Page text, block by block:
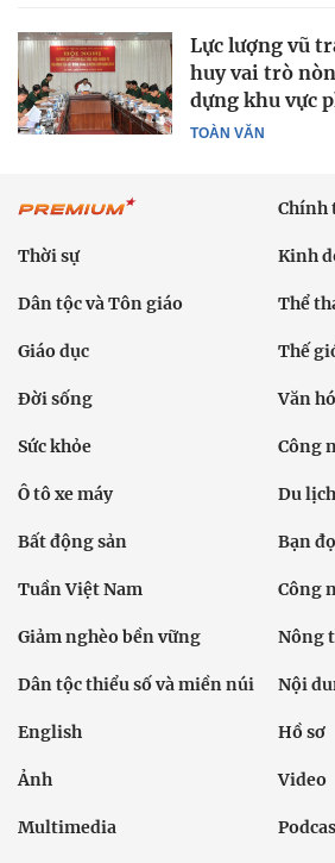
TOÀN VĂN
Lực lượng vũ
huy vai trò
dựng khu vực
Chính
Thời sự Kinh
Dân tộc và Tôn giáo Thể
Giáo dục Thế
Đời sống Văn
Sức khỏe Công
Ô tô xe máy Du lịch
Bất động sản Bạn
Tuần Việt Nam Công
Giảm nghèo bền vững Nông
Dân tộc thiểu số và miền núi Nội
English Hồ sơ
Ảnh Video
Multimedia